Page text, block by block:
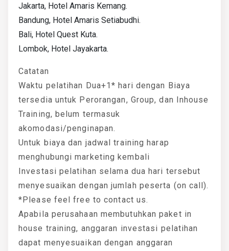
Jakarta, Hotel Amaris Kemang.
Bandung, Hotel Amaris Setiabudhi.
Bali, Hotel Quest Kuta.
Lombok, Hotel Jayakarta.
Catatan
Waktu pelatihan Dua+1* hari dengan Biaya
tersedia untuk Perorangan, Group, dan Inhouse
Training, belum termasuk
akomodasi/penginapan.
Untuk biaya dan jadwal training harap
menghubungi marketing kembali
Investasi pelatihan selama dua hari tersebut
menyesuaikan dengan jumlah peserta (on call).
*Please feel free to contact us.
Apabila perusahaan membutuhkan paket in
house training, anggaran investasi pelatihan
dapat menyesuaikan dengan anggaran